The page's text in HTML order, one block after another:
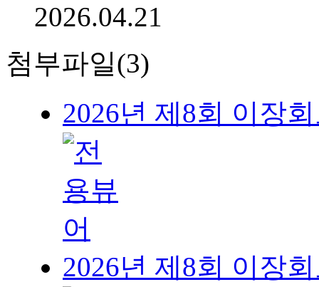
2026.04.21
첨부파일(3)
2026년 제8회 이장
2026년 제8회 이장